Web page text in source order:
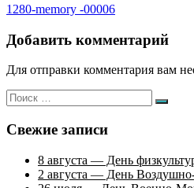
Навигация
по
записям
1280-memory -00006
Добавить комментарий
Для отправки комментария вам
Искать:
Поиск
Свежие записи
8 августа — День
2 августа — День